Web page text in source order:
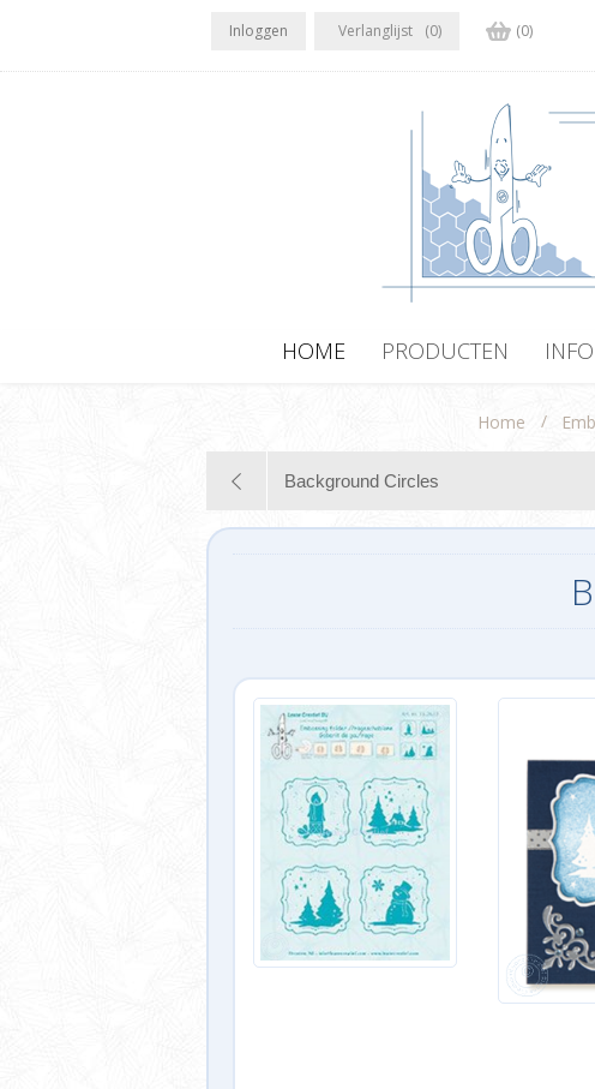
Inloggen Verlanglijst (0) (0)
HOME PRODUCTEN INFO
Home /
Background Circles